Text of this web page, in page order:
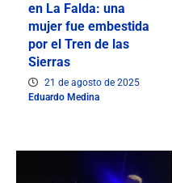
en La Falda: una
mujer fue embestida
por el Tren de las
Sierras
21 de agosto de 2025
Eduardo Medina